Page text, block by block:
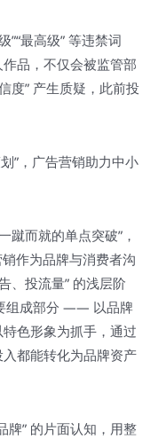
”“最高级” 等违禁词
品，不仅会被监管部
度” 产生质疑，此前投
”，广告营销助力中小
蹴而就的单点突破”，
作为品牌与消费者沟
、投流量” 的浅层阶
组成部分 —— 以品牌
色形象为抓手，通过
都能转化为品牌资产
牌” 的片面认知，用整